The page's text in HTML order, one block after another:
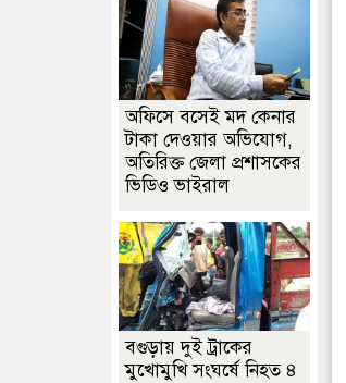
অফিসে বসেই মদ কেনার
টাকা দেওয়ার অভিযোগ,
অতিরিক্ত জেলা প্রশাসকের
ভিডিও ভাইরাল
বগুড়ায় দুই ট্রাকের
মুখোমুখি সংঘর্ষে নিহত ৪